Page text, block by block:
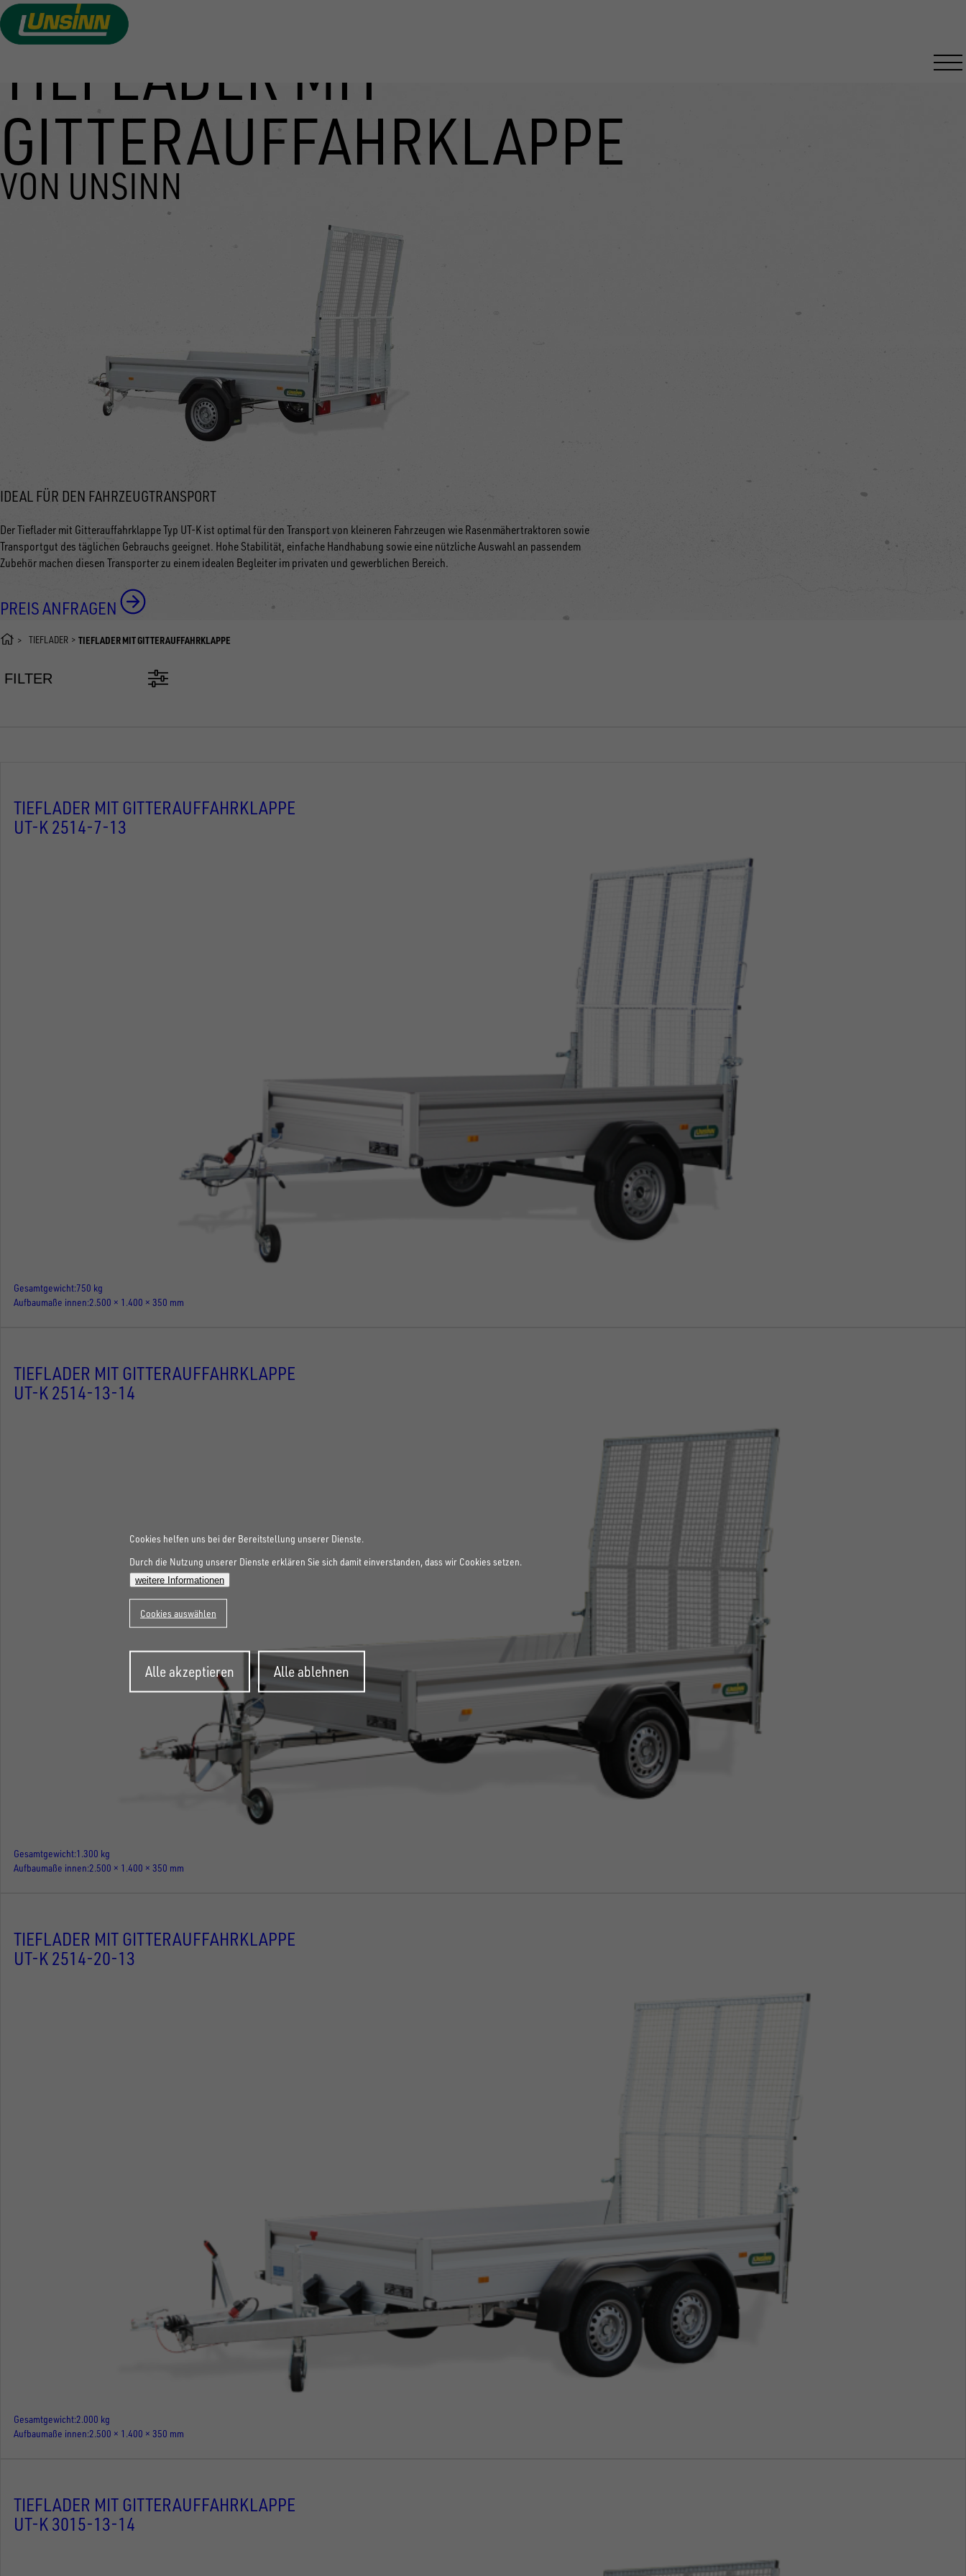
TIEFLADER MIT
GITTERAUFFAHRKLAPPE
VON UNSINN
IDEAL FÜR DEN FAHRZEUGTRANSPORT
Der Tieflader mit Gitterauffahrklappe Typ UT-K ist optimal für den Transport von kleineren Fahrzeugen wie Rasenmähertraktoren sowie
Transportgut des täglichen Gebrauchs geeignet. Hohe Stabilität, einfache Handhabung sowie eine nützliche Auswahl an passendem
Zubehör machen diesen Transporter zu einem idealen Begleiter im privaten und gewerblichen Bereich.
PREIS ANFRAGEN
TIEFLADER TIEFLADER MIT GITTERAUFFAHRKLAPPE
FILTER
TIEFLADER MIT GITTERAUFFAHRKLAPPE
UT-K 2514-7-13
Gesamtgewicht 750 kg
Aufbaumaße innen 2.500 × 1.400 × 350 mm
TIEFLADER MIT GITTERAUFFAHRKLAPPE
UT-K 2514-13-14
Gesamtgewicht 1.300 kg
Aufbaumaße innen 2.500 × 1.400 × 350 mm
TIEFLADER MIT GITTERAUFFAHRKLAPPE
UT-K 2514-20-13
Gesamtgewicht 2.000 kg
Aufbaumaße innen 2.500 × 1.400 × 350 mm
TIEFLADER MIT GITTERAUFFAHRKLAPPE
UT-K 3015-13-14
Cookies helfen uns bei der Bereitstellung unserer Dienste.
Durch die Nutzung unserer Dienste erklären Sie sich damit einverstanden, dass wir Cookies setzen.
weitere Informationen
Cookies auswählen
Alle akzeptieren
Zustimmung
zurückziehen
Alle ablehnen